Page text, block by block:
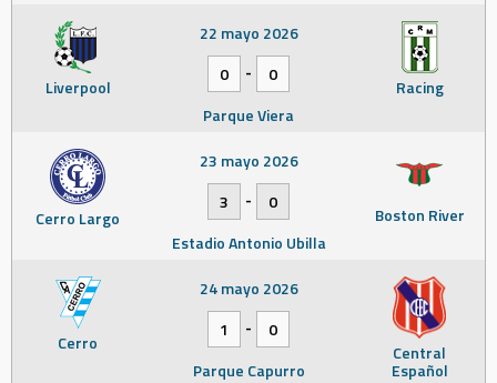
Liverpool Racing
22 mayo 2026
0
-
0
Parque Viera
Cerro Largo Boston River
23 mayo 2026
3
-
0
Estadio Antonio Ubilla
Cerro Central
Español
24 mayo 2026
1
-
0
Parque Capurro